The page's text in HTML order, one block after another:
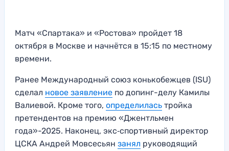
Матч «Спартака» и «Ростова» пройдет 18
октября в Москве и начнётся в 15:15 по местному
времени.
Ранее Международный союз конькобежцев (ISU)
сделал новое заявление по допинг-делу Камилы
Валиевой. Кроме того, определилась тройка
претендентов на премию «Джентльмен
года»-2025. Наконец, экс‑спортивный директор
ЦСКА Андрей Мовсесьян занял руководящий